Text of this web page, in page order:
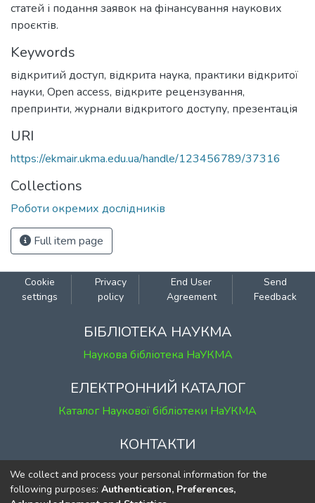
статей і подання заявок на фінансування наукових
проєктів.
Keywords
відкритий доступ, відкрита наука, практики відкритої
науки, Open access, відкрите рецензування,
препринти, журнали відкритого доступу, презентація
URI
https://ekmair.ukma.edu.ua/handle/123456789/37316
Collections
Роботи окремих дослідників
Full item page
Cookie
settings
Privacy
policy
End User
Agreement
Send
Feedback
БІБЛІОТЕКА НАУКМА
Наукова бібліотека НаУКМА
ЕЛЕКТРОННИЙ КАТАЛОГ
Каталог Наукової бібліотеки НаУКМА
КОНТАКТИ
м. Київ, вул. Григорія Сковороди, 2
к. 1, к. 120
We collect and process your personal information for the
following purposes: Authentication, Preferences,